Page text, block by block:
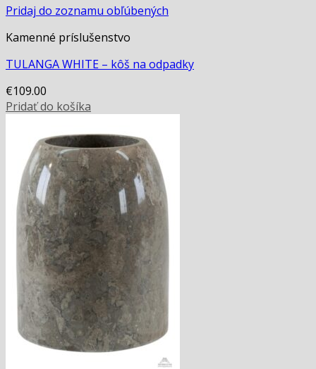
Pridaj do zoznamu obľúbených
Kamenné príslušenstvo
TULANGA WHITE – kôš na odpadky
€109.00
Pridať do košíka